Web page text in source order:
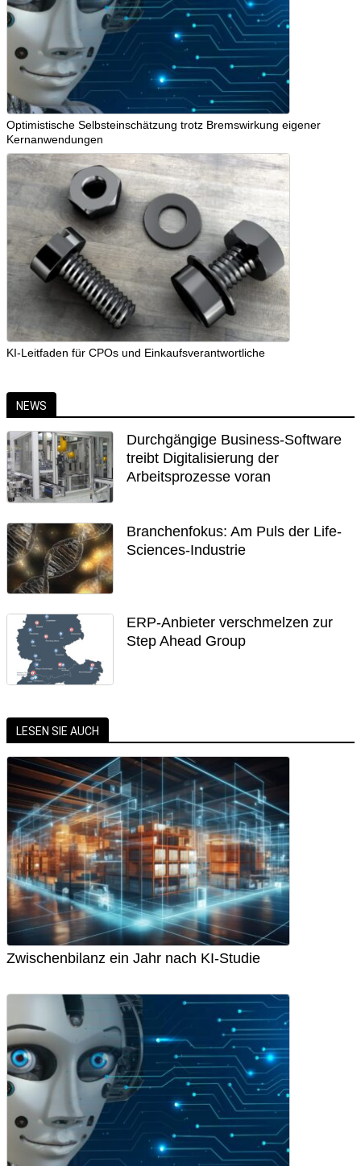
Optimistische Selbsteinschätzung trotz Bremswirkung eigener
Kernanwendungen
KI-Leitfaden für CPOs und Einkaufsverantwortliche
NEWS
Durchgängige Business-Software
treibt Digitalisierung der
Arbeitsprozesse voran
Branchenfokus: Am Puls der Life-
Sciences-Industrie
ERP-Anbieter verschmelzen zur
Step Ahead Group
LESEN SIE AUCH
Zwischenbilanz ein Jahr nach KI-Studie